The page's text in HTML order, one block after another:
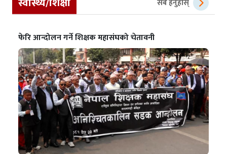
सबै हेर्नुहोस्
फेरि आन्दोलन गर्ने शिक्षक महासंघको चेतावनी